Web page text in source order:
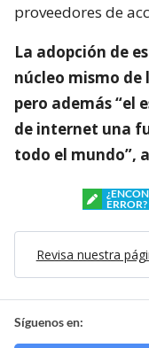
proveedores de
La adopción de
núcleo mismo
pero además “el
de internet una
todo el mundo”,
ERROR?
Revisa nuestra
Síguenos en: